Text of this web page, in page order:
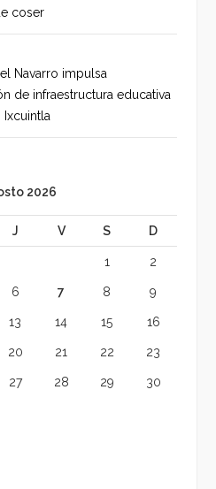
coser
Navarro impulsa
de infraestructura educativa
Ixcuintla
2026
J V S D
1 2
6 7 8 9
13 14 15 16
20 21 22 23
27 28 29 30